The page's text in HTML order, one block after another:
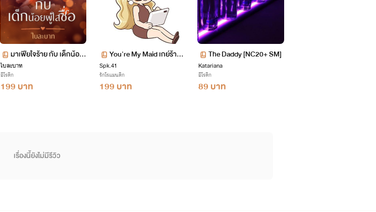
มาเฟียใจร้าย กับ เด็กน้อย
ผู้ใสซื่อ
ใบละบาท
อีโรติก
199 บาท
You're My Maid เกย์ร้ายรั
กยัยเมดจำเป็น
Spk.41
รักโรแมนติก
199 บาท
The Daddy [NC20+ SM]
Katariana
อีโรติก
89 บาท
เรื่องนี้ยังไม่มีรีวิว